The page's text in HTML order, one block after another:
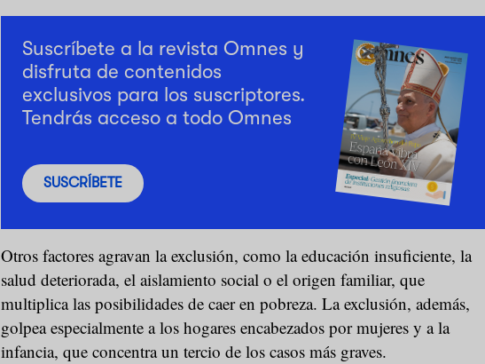
Suscríbete a la revista Omnes y
disfruta de contenidos
exclusivos para los suscriptores.
Tendrás acceso a todo Omnes
SUSCRÍBETE
Otros factores agravan la exclusión, como la educación insuficiente, la
salud deteriorada, el aislamiento social o el origen familiar, que
multiplica las posibilidades de caer en pobreza. La exclusión, además,
golpea especialmente a los hogares encabezados por mujeres y a la
infancia, que concentra un tercio de los casos más graves.